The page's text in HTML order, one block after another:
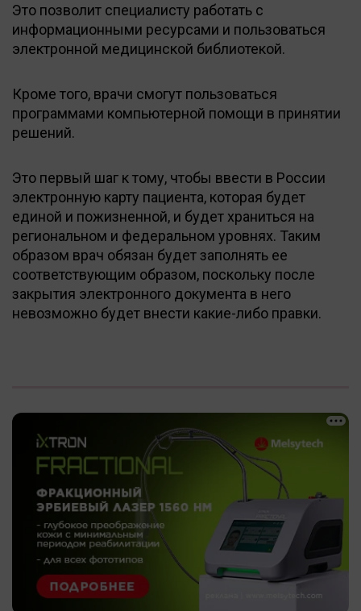
Это позволит специалисту работать с
информационными ресурсами и пользоваться
электронной медицинской библиотекой.
Кроме того, врачи смогут пользоваться
программами компьютерной помощи в принятии
решений.
Это первый шаг к тому, чтобы ввести в России
электронную карту пациента, которая будет
единой и пожизненной, и будет храниться на
региональном и федеральном уровнях. Таким
образом врач обязан будет заполнять ее
соответствующим образом, поскольку после
закрытия электронного документа в него
невозможно будет внести какие-либо правки.